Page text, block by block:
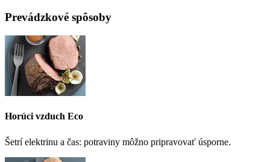
Prevádzkové spôsoby
Horúci vzduch Eco
Šetrí elektrinu a čas: potraviny môžno pripravovať úsporne.